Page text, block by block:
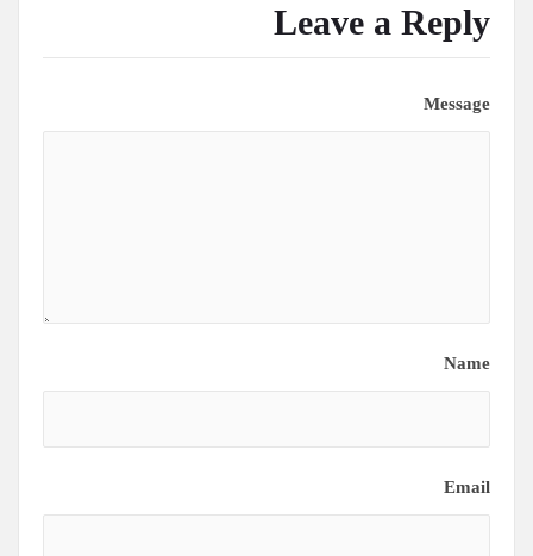
Leave a Reply
Message
Name
Email